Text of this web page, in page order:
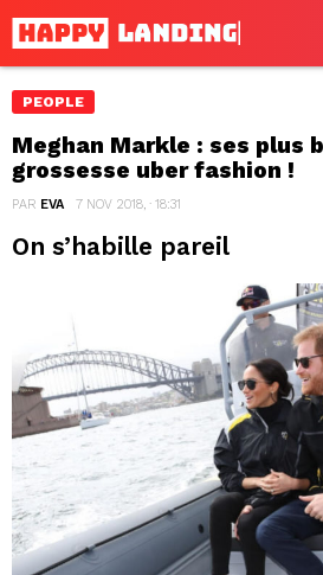
PEOPLE
Meghan Markle : ses plus
grossesse uber fashion !
PAR EVA 7 NOV 2018, · 18:31
On s’habille pareil